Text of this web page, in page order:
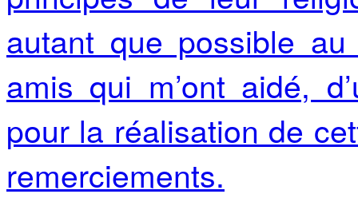
autant que possible
amis qui m’ont aidé,
pour la réalisation de
remerciements.